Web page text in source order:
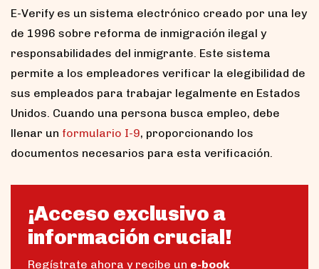
E-Verify es un sistema electrónico creado por una ley
de 1996 sobre reforma de inmigración ilegal y
responsabilidades del inmigrante. Este sistema
permite a los empleadores verificar la elegibilidad de
sus empleados para trabajar legalmente en Estados
Unidos. Cuando una persona busca empleo, debe
llenar un formulario I-9, proporcionando los
documentos necesarios para esta verificación.
¡Acceso exclusivo a
información crucial!
Regístrate ahora y recibe un e-book